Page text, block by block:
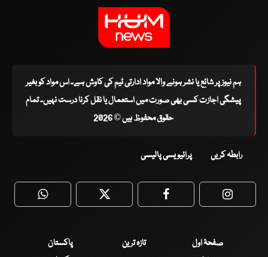
ہم نیوز پر شائع یا نشر ہونے والا مواد ادارتی ٹیم کی کاوش ہے۔ اس مواد کو بغیر
پیشگی اجازت کسی بھی صورت میں استعمال یا نقل کرنا درست نہیں۔ تمام
حقوق محفوظ ہیں © 2026
رابطہ کریں پرائیویسی پالیسی
WhatsApp Twitter Facebook
صفحۂ اول تازہ ترین
پاکستان